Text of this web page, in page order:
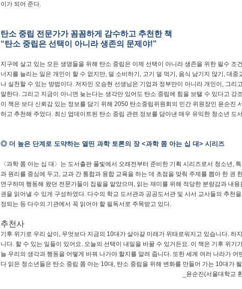
이가 되어 준다.
탄소 중립 전문가가 꼼꼼하게 감수하고 추천한 책
“탄소 중립은 선택이 아니라 생존의 문제야!”
지구에 살고 있는 모든 생명들을 위해 탄소 중립은 이제 선택이 아니라 생존을 위한 필수 조
너지를 늘리는 일은 개인이 할 수 없지만, 덜 소비하기, 고기 덜 먹기, 음식 남기지 않기, 대
나 실천할 수 있는 방법이다. 저자인 오승현 선생님은 기업과 정부만이 아니라 개인이, 그리
말한다. 그리고 지금이 아니면 늦는다는 생각만 있어도 탄소 중립에 힘을 보탤 수 있다고 강
이 책은 보다 신뢰감 있는 정보를 담기 위해 2050 탄소중립위원회의 민간 위원장인 윤순진
하고 추천해 주었다. 최신 업데이트된 탄소 중립 관련 정보를 담아낸 매우 유익한 청소년 도
◎ 더 높은 단계로 도약하는 열띤 과학 토론의 장 <과학 쫌 아는 십 대> 시리즈
〈과학 쫌 아는 십 대〉는 도서출판 풀빛에서 오래전부터 준비한 기획 시리즈로서 청소년,
과 원리를 중심에 두고, 교과 간 통합과 융합 교육을 하는 데 초점을 맞춰 주제를 뽑아 한 권
연구하며 행동해 왔던 전문가들이 집필을 맡았으며, 읽는 재미를 위해 적당한 분량감과 내
권을 읽어낼 수 있게 구성하였다. 다수의 학교 도서관과 공공도서관 및 사서 교사들의 추천
정되는 등 다수의 기관에서 꼭 읽어야 할 필독서로 주목받고 있다.
추천사
기후 위기로 우리 삶이 , 무엇보다 지금의 10대가 살아갈 미래가 위태로워지고 있습니다. 하
니다. 할 수 있는 일들이 있어요. 오늘의 선택이 내일을 바꿀 수 있거든요. 이 책은 기후 위기
늘 우리의 생각과 행동을 어떻게 바꿔 나가야 할지를 알려 줍니다. 또한 세계 여러 나라가 어
다 읽은 청소년들은 탄소 중립 쫌 아는 10대 , 탄소 중립을 위해 변화를 만들어 가는 10대가
윤순진(서울대학교